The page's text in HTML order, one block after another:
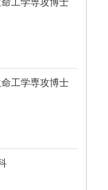
工学専攻博士